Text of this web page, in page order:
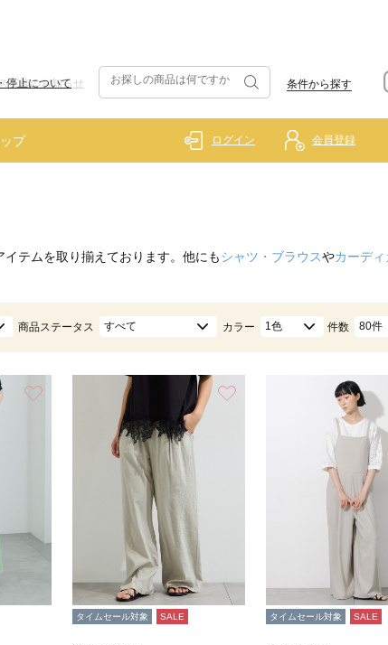
停止について 条件から探す
プ ログイン 会員登録
イテムを取り揃えております。他にもシャツ・ブラウスやカーディ
商品ステータス すべて カラー 1色 件数 80件
タイムセール対象 SALE タイムセール対象 SALE